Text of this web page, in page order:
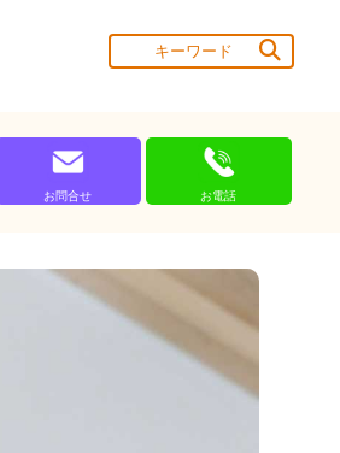
お問合せ お電話